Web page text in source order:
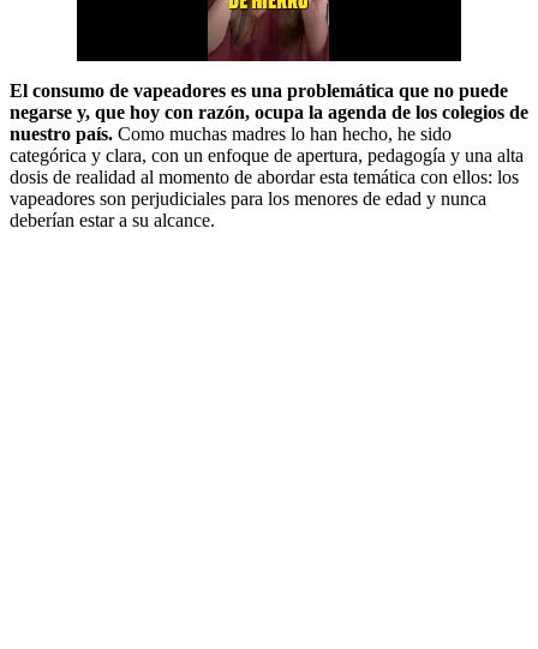
El consumo de vapeadores es una problemática que no puede
negarse y, que hoy con razón, ocupa la agenda de los colegios de
nuestro país. Como muchas madres lo han hecho, he sido
categórica y clara, con un enfoque de apertura, pedagogía y una alta
dosis de realidad al momento de abordar esta temática con ellos: los
vapeadores son perjudiciales para los menores de edad y nunca
deberían estar a su alcance.